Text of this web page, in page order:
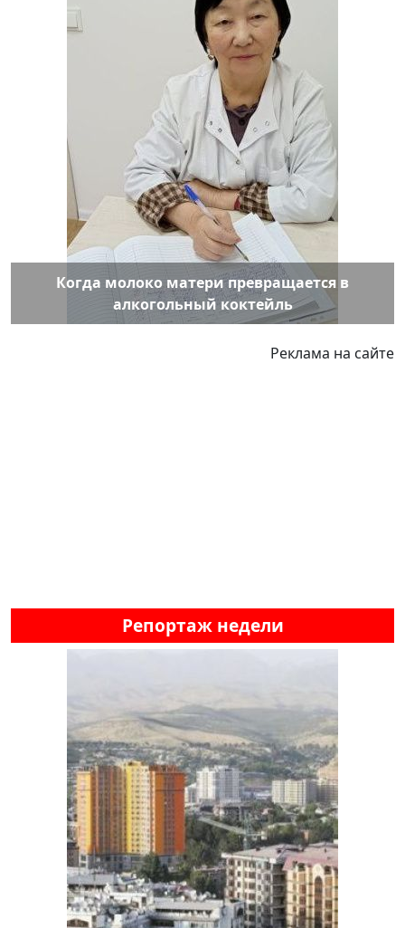
Когда молоко матери превращается в
алкогольный коктейль
Реклама на сайте
Репортаж недели